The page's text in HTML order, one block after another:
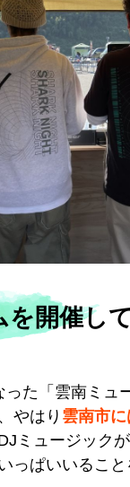
を開催し
った「雲南ミュ
やはり 雲南市
ミュージック
っぱいいること